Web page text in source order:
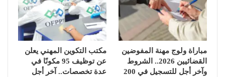
مباراة ولوج مهنة المفوضين
القضائيين 2026.. الشروط
وآخر أجل للتسجيل في 200
مكتب التكوين المهني يعلن
عن توظيف 95 مكونًا في
عدة تخصصات.. آخر أجل